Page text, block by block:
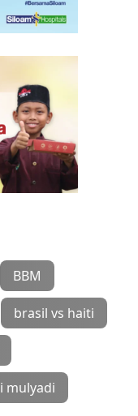
BBM
brasil vs haiti
mulyadi